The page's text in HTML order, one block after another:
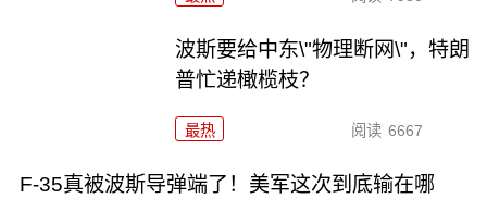
波斯要给中东\"物理断网\"，特朗
普忙递橄榄枝？
最热 阅读 6667
F-35真被波斯导弹端了！美军这次到底输在哪